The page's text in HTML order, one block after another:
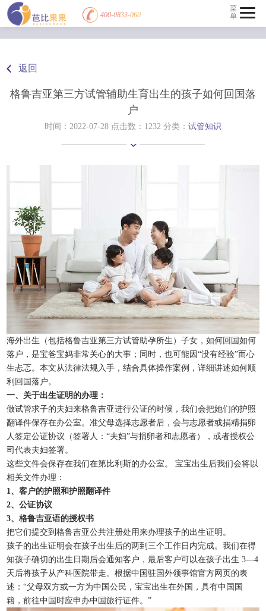
400-0833-060
菜
单
返回
格鲁吉亚第三方试管辅助生育出生的孩子如何回国落
户
时间：2022-07-28 点击数： 1232 分类： 试管知识
海外出生（包括格鲁吉亚第三方试管助孕所生）子女，如何回国如何
落户，是宝爸宝妈非常关心的大事；同时，也可能因“没有经验”而心
生忐忑。本文从法律法规入手，结合具体操作案例，详细讲述如何顺
利回国落户。
一、关于出生证明的办理：
做试管求子的夫妇来格鲁吉亚进行公证的时候，我们会把她们的护照
翻译件保存在办公室。准父母选择志愿者后，会与志愿者或捐精捐卵
人签定公证协议（签署人：“夫妇”与捐卵者和志愿者），或者授权公
司代表夫妇签署。
这些文件会保存在我们在第比利斯的办公室。 宝宝出生后我们会将以
相关文件办理：
1、客户的护照和护照翻译件
2、公证协议
3、格鲁吉亚语的授权书
把它们提交到格鲁吉亚公共注册处用来办理孩子的出生证明。
孩子的出生证明会在孩子出生后的两到三个工作日内完成。我们在得
知孩子确切的出生日期后会通知客户，最后客户可以在孩子出生 3—4
天后将孩子从产科医院带走。根据中国驻国外领事馆官方网页的表
述：“父母双方或一方为中国公民，宝宝出生在外国，具有中国国
籍，前往中国时应申办中国旅行证件。”